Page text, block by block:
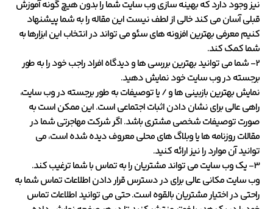
نیز وجود دارد که بهینه سازی وب سایت شما را بدون هیچ گونه آموزش
قبلی آسان می کند خالی از لطف نیست این مقاله را به شما پیشنهاد
کنیممعرفی بهترین افزونه های سئومی تواند در انتخاب این ابزارها به
شما کمک کند.
2- شما می توانید بهترین بررسی ها و دیدگاه افراد راجب خود را به طور
برجسته در وب سایت خود نمایش دهید.
نمایش بهترین بازبینی ها و / یا توصیفات به طور برجسته در وب سایت،
راهی عالی برای نشان دادن اثبات اجتماعی است. این ممکن است به
صورت توصیفات شخصی مشتری باشد. اگر شرکت مهاجرتی شما در
مقالات روزنامه ها یا وبلاگ های محلی معروف دیده شده است، می
توانید آن موارد را نیز ارائه کنید.
3- یک وب سایت می تواند مشتریان را به تماس با شما ترغیب کند.
وب سایت مکانی عالی برای در دسترس قرار دادن اطلاعات تماس شما به
راحتی در اختیار مشتریان بالقوه است. حتی می توانید اطلاعات تماس